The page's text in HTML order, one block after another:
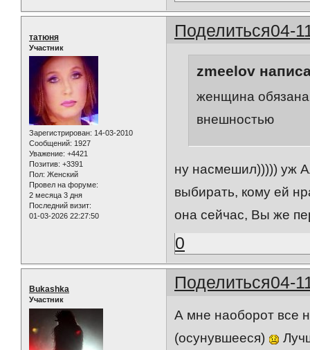
Поделиться04-
татюня
Участник
Зарегистрирован: 14-03-2010
Сообщений: 1927
Уважение: +4421
Позитив: +3391
Пол: Женский
Провел на форуме:
2 месяца 3 дня
Последний визит:
01-03-2026 22:27:50
zmeelov
женщина обязана
внешностью
ну насмешил))))) уж
выбирать, кому ей
она сейчас, Вы же
0
Поделиться04-
Bukashka
Участник
А мне наоборот все
(осунувшееся)